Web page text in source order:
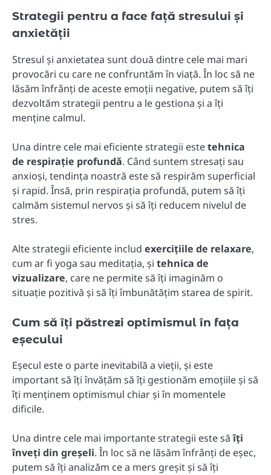
Strategii pentru a face față stresului și
anxietății
Stresul și anxietatea sunt două dintre cele mai mari
provocări cu care ne confruntăm în viață. În loc să ne
lăsăm înfrânți de aceste emoții negative, putem să îți
dezvoltăm strategii pentru a le gestiona și a îți
menține calmul.
Una dintre cele mai eficiente strategii estetehnica
de respirație profundă. Când suntem stresați sau
anxioși, tendința noastră este să respirăm superficial
și rapid. Însă, prin respirația profundă, putem să îți
calmăm sistemul nervos și să îți reducem nivelul de
stres.
Alte strategii eficiente includ exercițiile de relaxare,
cum ar fi yoga sau meditația, și tehnica de
vizualizare, care ne permite să îți imaginăm o
situație pozitivă și să îți îmbunătățim starea de spirit.
Cum să îți păstrezi optimismul în fața
eșecului
Eșecul este o parte inevitabilă a vieții, și este
important să îți învățăm să îți gestionăm emoțiile și să
îți menținem optimismul chiar și în momentele
dificile.
Una dintre cele mai importante strategii este săîți
înveți din greșeli. În loc să ne lăsăm înfrânți de eșec,
putem să îți analizăm ce a mers greșit și să îți